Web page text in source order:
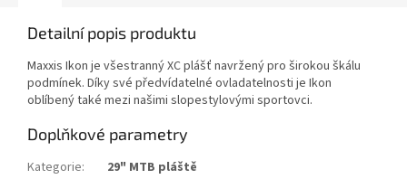
Detailní popis produktu
Maxxis Ikon je všestranný XC plášť navržený pro širokou škálu
podmínek. Díky své předvídatelné ovladatelnosti je Ikon
oblíbený také mezi našimi slopestylovými sportovci.
Doplňkové parametry
Kategorie:
29" MTB pláště